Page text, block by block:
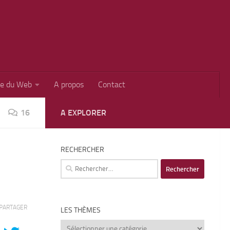
du Web A propos Contact
16
PARTAGER
A EXPLORER
RECHERCHER
Rechercher :
LES THÈMES
Les